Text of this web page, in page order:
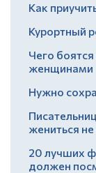
Как
Курортный
Чего
женщинами
Нужно
жениться
20 лучших
должен